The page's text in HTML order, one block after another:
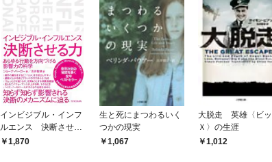
インビジブル・インフ
ルエンス 決断させる
力1,870
生と死にまつわるいく
つかの現実
1,067
大脱走 英雄〈ビ
Ｘ〉の生涯
1,012